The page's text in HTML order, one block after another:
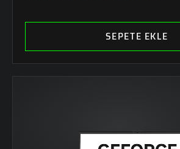
SEPETE EKLE